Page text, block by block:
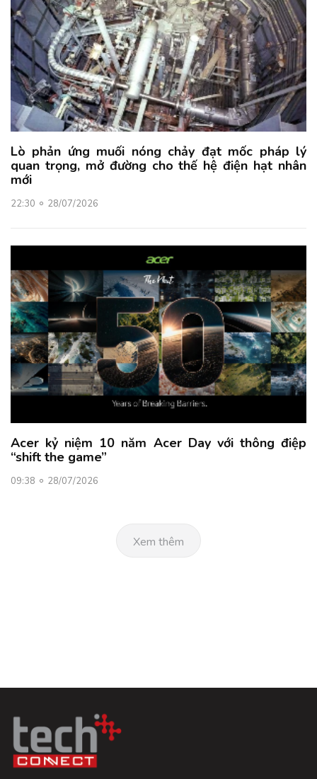
Lò phản ứng muối nóng chảy đạt mốc pháp lý
quan trọng, mở đường cho thế hệ điện hạt nhân
mới
22:30 28/07/2026
Acer kỷ niệm 10 năm Acer Day với thông điệp
“shift the game”
09:38 28/07/2026
Xem thêm